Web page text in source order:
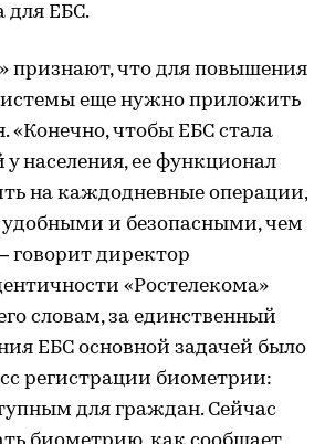
для ЕБС.
признают, что для повышения
еще нужно приложить
«Конечно, чтобы ЕБС стала
у населения, ее функционал
на каждодневные операции,
удобными и безопасными, чем
говорит директор
«Ростелекома»
словам, за единственный
ЕБС основной задачей было
регистрации биометрии:
для граждан. Сейчас